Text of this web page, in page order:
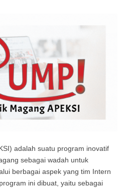
adalah suatu program inovatif
sebagai wadah untuk
berbagai aspek yang tim Intern
ini dibuat, yaitu sebagai